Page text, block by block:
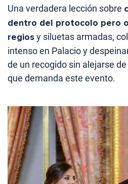
Una verdadera lección sobre
dentro del protocolo pero
regiosy siluetas armadas,
intenso en Palacio y
de un recogido sin alejarse
que demanda este evento.